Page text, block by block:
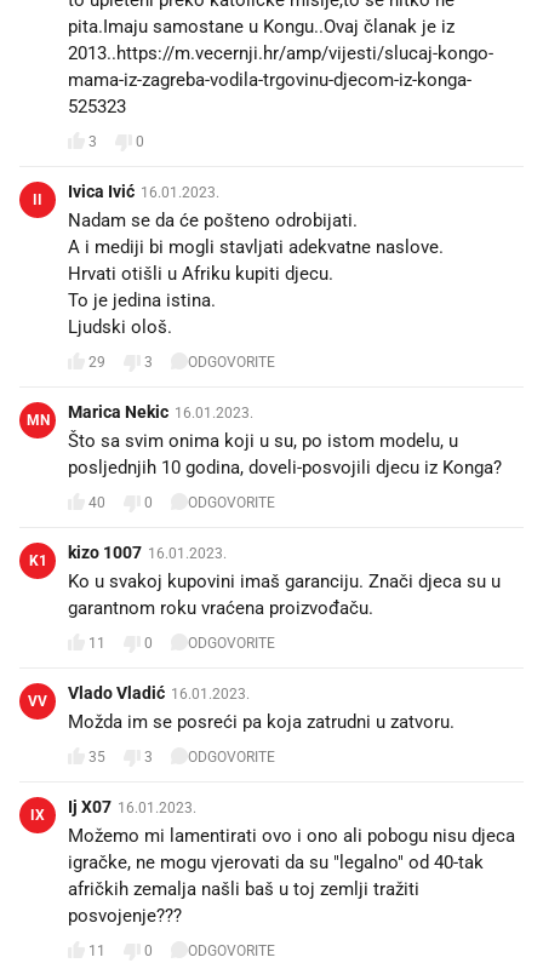
pita.Imaju samostane u Kongu..Ovaj članak je iz
2013..https://m.vecernji.hr/amp/vijesti/slucaj-kongo-
mama-iz-zagreba-vodila-trgovinu-djecom-iz-konga-
525323
3 0
II Ivica Ivić 16.01.2023.
Nadam se da će pošteno odrobijati.
A i mediji bi mogli stavljati adekvatne naslove.
Hrvati otišli u Afriku kupiti djecu.
To je jedina istina.
29 3 ODGOVORITE
MN Marica Nekic 16.01.2023.
Što sa svim onima koji u su, po istom modelu, u
posljednjih 10 godina, doveli-posvojili djecu iz Konga?
40 0 ODGOVORITE
K1 kizo 1007 16.01.2023.
Ko u svakoj kupovini imaš garanciju. Znači djeca su u
garantnom roku vraćena proizvođaču.
11 0 ODGOVORITE
VV Vlado Vladić 16.01.2023.
Možda im se posreći pa koja zatrudni u zatvoru.
35 3 ODGOVORITE
IX Ij X07 16.01.2023.
Možemo mi lamentirati ovo i ono ali pobogu nisu djeca
igračke, ne mogu vjerovati da su "legalno" od 40-tak
afričkih zemalja našli baš u toj zemlji tražiti
11 0 ODGOVORITE